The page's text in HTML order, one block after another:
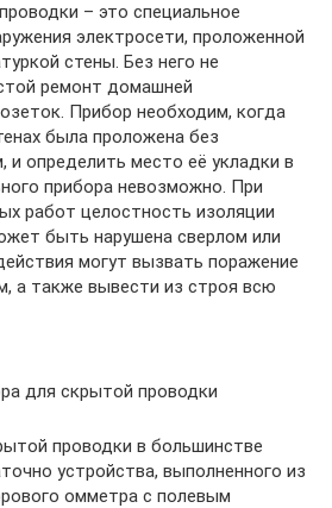
– это специальное
электросети, проложенной
стены. Без него не
ремонт домашней
Прибор необходим, когда
была проложена без
и определить место её укладки в
прибора невозможно. При
работ целостность изоляции
быть нарушена сверлом или
могут вызвать поражение
а также вывести из строя всю
для скрытой проводки
проводки в большинстве
устройства, выполненного из
омметра с полевым